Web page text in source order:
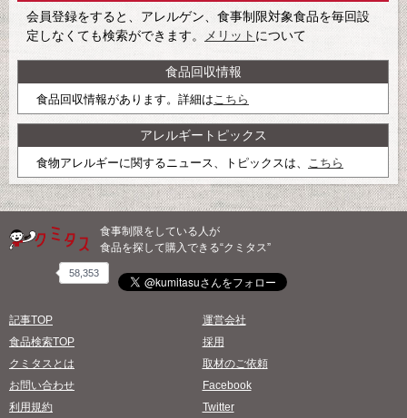
会員登録をすると、アレルゲン、食事制限対象食品を毎回設
定しなくても検索ができます。
メリット について
食品回収情報
食品回収情報があります。詳細はこちら
アレルギートピックス
食物アレルギーに関するニュース、トピックスは、 こちら
食事制限をしている人が
食品を探して購入できる“クミタス”
58,353
記事TOP
食品検索TOP
クミタスとは
お問い合わせ
利用規約
運営会社
採用
取材のご依頼
Facebook
Twitter